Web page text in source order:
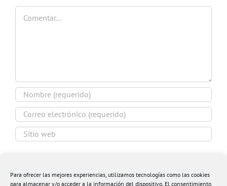
Para ofrecer las mejores experiencias, utilizamos tecnologías como las cookies
para almacenar y/o acceder a la información del dispositivo. El consentimiento
Comentar
navegador para la próxima vez que comente.